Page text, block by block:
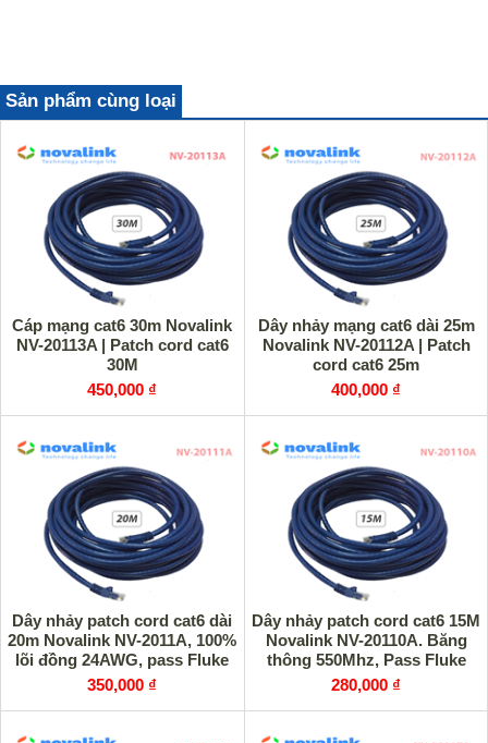
Sản phẩm cùng loại
Cáp mạng cat6 30m Novalink
NV-20113A | Patch cord cat6
30M
450,000 ₫
Dây nhảy mạng cat6 dài 25m
Novalink NV-20112A | Patch
cord cat6 25m
400,000 ₫
Dây nhảy patch cord cat6 dài
20m Novalink NV-2011A, 100%
lõi đồng 24AWG, pass Fluke
350,000 ₫
Dây nhảy patch cord cat6 15M
Novalink NV-20110A. Băng
thông 550Mhz, Pass Fluke
280,000 ₫